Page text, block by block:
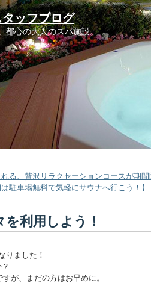
ッフブログ
都心の大人のスパ施設。
る、贅沢リラクセーションコースが期間
駐車場無料で気軽にサウナへ行こう！】
利用しよう！
りました！
が、まだの方はお早めに。